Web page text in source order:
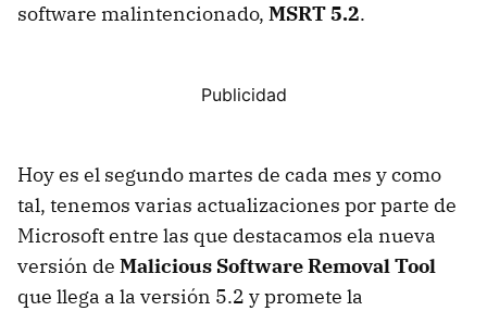
software malintencionado, MSRT 5.2.
Hoy es el segundo martes de cada mes y como
tal, tenemos varias actualizaciones por parte de
Microsoft entre las que destacamos ela nueva
versión de Malicious Software Removal Tool
que llega a la versión 5.2 y promete la